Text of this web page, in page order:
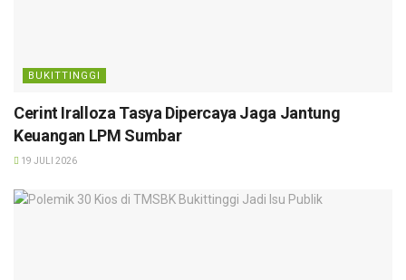
BUKITTINGGI
Cerint Iralloza Tasya Dipercaya Jaga Jantung
Keuangan LPM Sumbar
19 JULI 2026